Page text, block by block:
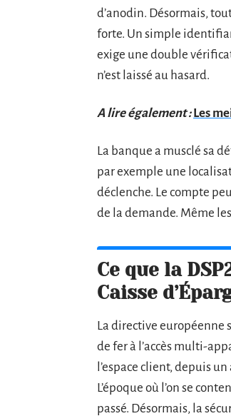
d’anodin. Désormais,
forte. Un simple
exige une double
n’est laissé au hasard.
A lire également : Les
La banque a musclé sa
par exemple une
déclenche. Le compte
de la demande. Même
Ce que la
Caisse
La directive européenne
de fer à l’accès multi-
l’espace client, depuis
L’époque où l’on se
passé. Désormais, la